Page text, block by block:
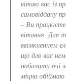
вітаю вас із
самовіддану
– Ви працюєте
вітання. Для
ввімкненням
що для вас
побачити очі
міцно